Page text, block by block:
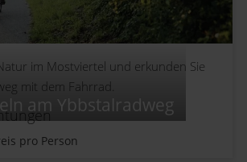
am Ybbstalradweg
im Mostviertel und erkunden Sie
mit dem Fahrrad.
pro Person